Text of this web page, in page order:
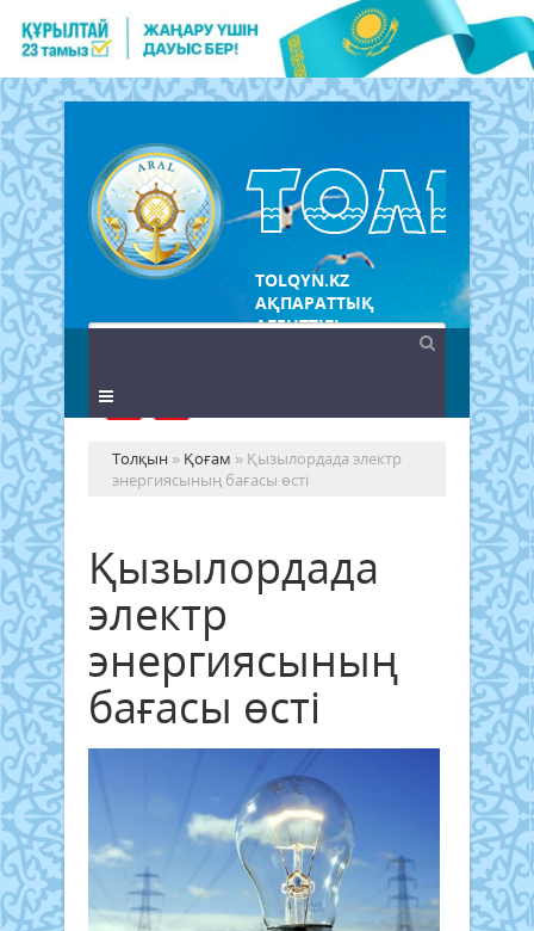
TOLQYN.KZ
АҚПАРАТТЫҚ
АГЕНТТІГІ
Толқын » Қоғам » Қызылордада электр
энергиясының бағасы өсті
Қызылордада
электр
энергиясының
бағасы өсті